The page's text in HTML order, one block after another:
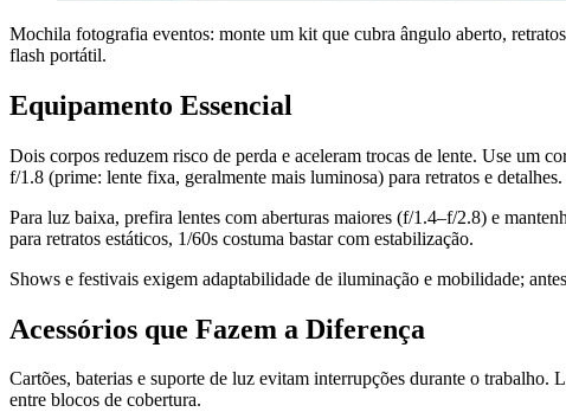
Mochila fotografia eventos: monte um kit que cubra ângulo aberto,
flash portátil.
Equipamento Essencial
Dois corpos reduzem risco de perda e aceleram trocas de lente. Use um
f/1.8 (prime: lente fixa, geralmente mais luminosa) para retratos e detalhes.
Para luz baixa, prefira lentes com aberturas maiores (f/1.4–f/2.8) e
para retratos estáticos, 1/60s costuma bastar com estabilização.
Shows e festivais exigem adaptabilidade de iluminação e mobilidade;
Acessórios que Fazem a Diferença
Cartões, baterias e suporte de luz evitam interrupções durante o
entre blocos de cobertura.